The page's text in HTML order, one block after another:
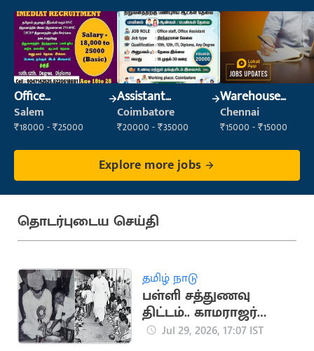
Office
Maintenance
Staff
Salem
₹18000 - ₹25000
Assistant
Manager
Coimbatore
₹20000 - ₹35000
Warehouse
Supervisor
(Warehouse &
Chennai
₹15000 - ₹15000
Explore more jobs
தொடர்புடைய செய்தி
தமிழ் நாடு
பள்ளி சத்துணவு
திட்டம்.. காமராஜர்
தொடங்கி
Jul 29, 2026, 17:07 IST